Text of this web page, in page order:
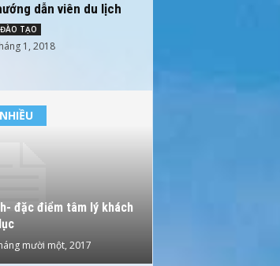
dẫn viên du lịch
ĐÀO TẠO
1, 2018
đặc điểm tâm lý khách
mười một, 2017